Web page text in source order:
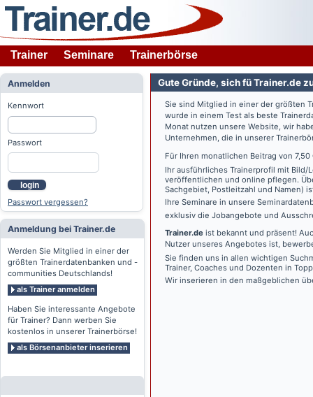
Trainer Seminare Trainerbörse
Anmelden
Kennwort
Passwort
login
Passwort vergessen?
Anmeldung bei Trainer.de
Werden Sie Mitglied in einer der
größten Trainerdatenbanken und -
communities Deutschlands!
als Trainer anmelden
Haben Sie interessante Angebote
für Trainer? Dann werben Sie
kostenlos in unserer Trainerbörse!
als Börsenanbieter inserieren
Gute Gründe, sich fü Trainer.de
Sie sind Mitglied in einer der größten
wurde in einem Test als beste
Monat nutzen unsere Website, wir
Unternehmen, die in unserer
Für Ihren monatlichen Beitrag von
Ihr ausführliches Trainerprofil mit
veröffentlichen und online pflegen.
Sachgebiet, Postleitzahl und Namen)
Ihre Seminare in unsere
exklusiv die Jobangebote und
Trainer.de ist bekannt und präsent!
Nutzer unseres Angebotes ist,
Sie finden uns in allen wichtigen
Trainer, Coaches und Dozenten in
Wir inserieren in den maßgeblichen